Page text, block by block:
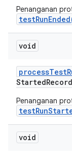
Penanganan
void
processTest
Started
Penanganan
void